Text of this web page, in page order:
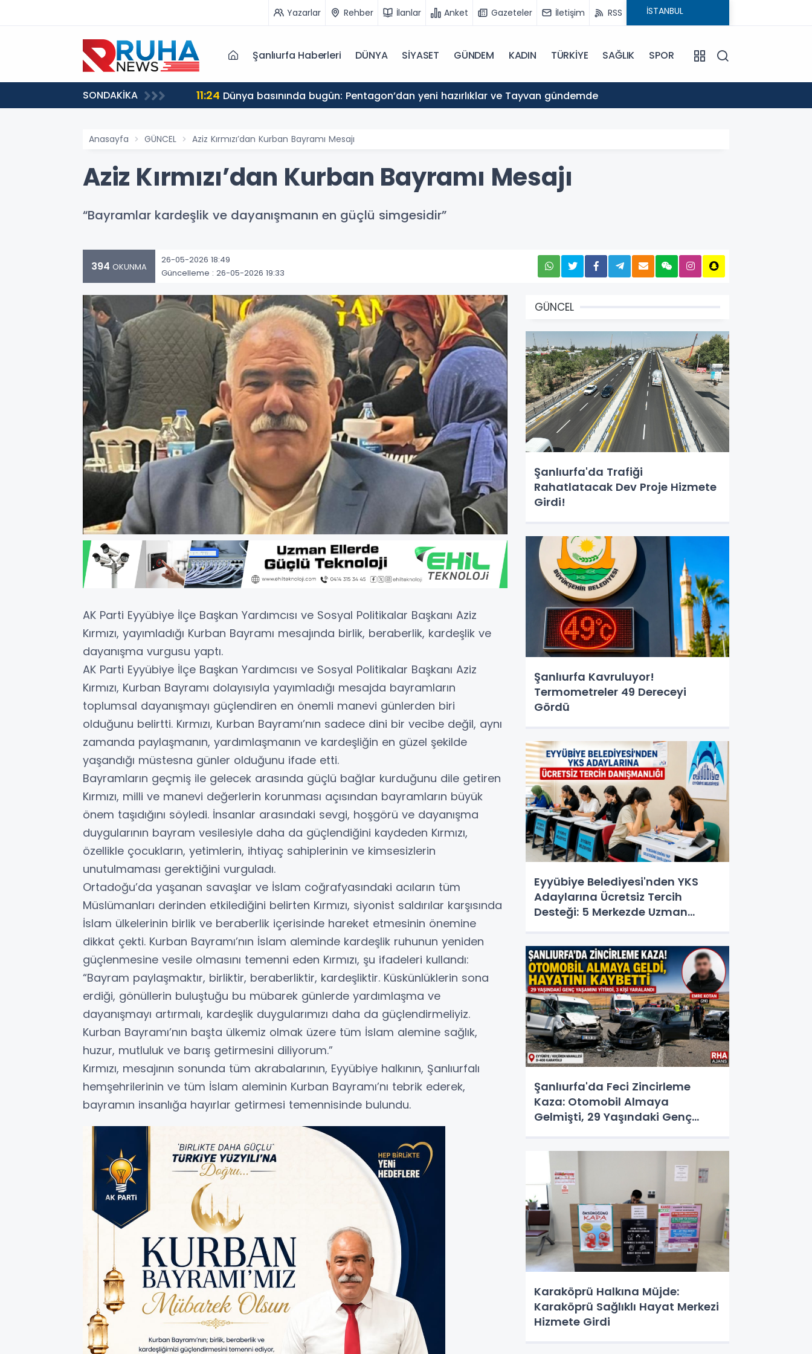
Yazarlar Rehber İlanlar Anket Gazeteler İletişim RSS
Şanlıurfa Haberleri DÜNYA SİYASET GÜNDEM KADIN TÜRKİYE SAĞLIK SPOR
SONDAKİKA 11:24 Dünya basınında bugün: Pentagon’dan yeni hazırlıklar ve Tayvan gündemde
Anasayfa GÜNCEL Aziz Kırmızı’dan Kurban Bayramı Mesajı
Aziz Kırmızı’dan Kurban Bayramı Mesajı
“Bayramlar kardeşlik ve dayanışmanın en güçlü simgesidir”
394 OKUNMA
26-05-2026 18:49
Güncelleme : 26-05-2026 19:33
AK Parti Eyyübiye İlçe Başkan Yardımcısı ve Sosyal Politikalar Başkanı Aziz
Kırmızı, yayımladığı Kurban Bayramı mesajında birlik, beraberlik, kardeşlik ve
dayanışma vurgusu yaptı.
AK Parti Eyyübiye İlçe Başkan Yardımcısı ve Sosyal Politikalar Başkanı Aziz
Kırmızı, Kurban Bayramı dolayısıyla yayımladığı mesajda bayramların
toplumsal dayanışmayı güçlendiren en önemli manevi günlerden biri
olduğunu belirtti. Kırmızı, Kurban Bayramı’nın sadece dini bir vecibe değil, aynı
zamanda paylaşmanın, yardımlaşmanın ve kardeşliğin en güzel şekilde
yaşandığı müstesna günler olduğunu ifade etti.
Bayramların geçmiş ile gelecek arasında güçlü bağlar kurduğunu dile getiren
Kırmızı, milli ve manevi değerlerin korunması açısından bayramların büyük
önem taşıdığını söyledi. İnsanlar arasındaki sevgi, hoşgörü ve dayanışma
duygularının bayram vesilesiyle daha da güçlendiğini kaydeden Kırmızı,
özellikle çocukların, yetimlerin, ihtiyaç sahiplerinin ve kimsesizlerin
unutulmaması gerektiğini vurguladı.
Ortadoğu’da yaşanan savaşlar ve İslam coğrafyasındaki acıların tüm
Müslümanları derinden etkilediğini belirten Kırmızı, siyonist saldırılar karşısında
İslam ülkelerinin birlik ve beraberlik içerisinde hareket etmesinin önemine
dikkat çekti. Kurban Bayramı’nın İslam aleminde kardeşlik ruhunun yeniden
güçlenmesine vesile olmasını temenni eden Kırmızı, şu ifadeleri kullandı:
“Bayram paylaşmaktır, birliktir, beraberliktir, kardeşliktir. Küskünlüklerin sona
erdiği, gönüllerin buluştuğu bu mübarek günlerde yardımlaşma ve
dayanışmayı artırmalı, kardeşlik duygularımızı daha da güçlendirmeliyiz.
Kurban Bayramı’nın başta ülkemiz olmak üzere tüm İslam alemine sağlık,
huzur, mutluluk ve barış getirmesini diliyorum.”
Kırmızı, mesajının sonunda tüm akrabalarının, Eyyübiye halkının, Şanlıurfalı
hemşehrilerinin ve tüm İslam aleminin Kurban Bayramı’nı tebrik ederek,
bayramın insanlığa hayırlar getirmesi temennisinde bulundu.
GÜNCEL
Şanlıurfa'da Trafiği
Rahatlatacak Dev Proje Hizmete
Girdi!
Şanlıurfa Kavruluyor!
Termometreler 49 Dereceyi
Gördü
Eyyübiye Belediyesi'nden YKS
Adaylarına Ücretsiz Tercih
Desteği: 5 Merkezde Uzman
Şanlıurfa'da Feci Zincirleme
Kaza: Otomobil Almaya
Gelmişti, 29 Yaşındaki Genç
Karaköprü Halkına Müjde:
Karaköprü Sağlıklı Hayat Merkezi
Hizmete Girdi